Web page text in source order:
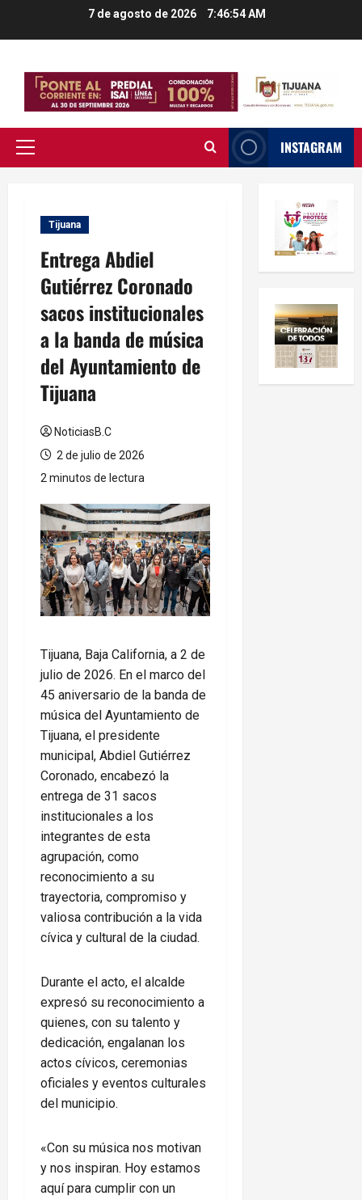
7 de agosto de 2026 7:46:55 AM
Menú
INSTAGRAM
Tijuana
Entrega Abdiel
Gutiérrez Coronado
sacos institucionales
a la banda de música
del Ayuntamiento de
Tijuana
NoticiasB.C
2 de julio de 2026
2 minutos de lectura
Tijuana, Baja California, a 2 de
julio de 2026. En el marco del
45 aniversario de la banda de
música del Ayuntamiento de
Tijuana, el presidente
municipal, Abdiel Gutiérrez
Coronado, encabezó la
entrega de 31 sacos
institucionales a los
integrantes de esta
agrupación, como
reconocimiento a su
trayectoria, compromiso y
valiosa contribución a la vida
cívica y cultural de la ciudad.
Durante el acto, el alcalde
expresó su reconocimiento a
quienes, con su talento y
dedicación, engalanan los
actos cívicos, ceremonias
oficiales y eventos culturales
del municipio.
«Con su música nos motivan
y nos inspiran. Hoy estamos
aquí para cumplir con un